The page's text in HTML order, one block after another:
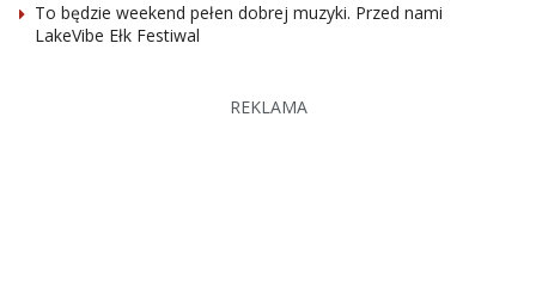
To będzie weekend pełen dobrej muzyki. Przed nami
LakeVibe Ełk Festiwal
REKLAMA